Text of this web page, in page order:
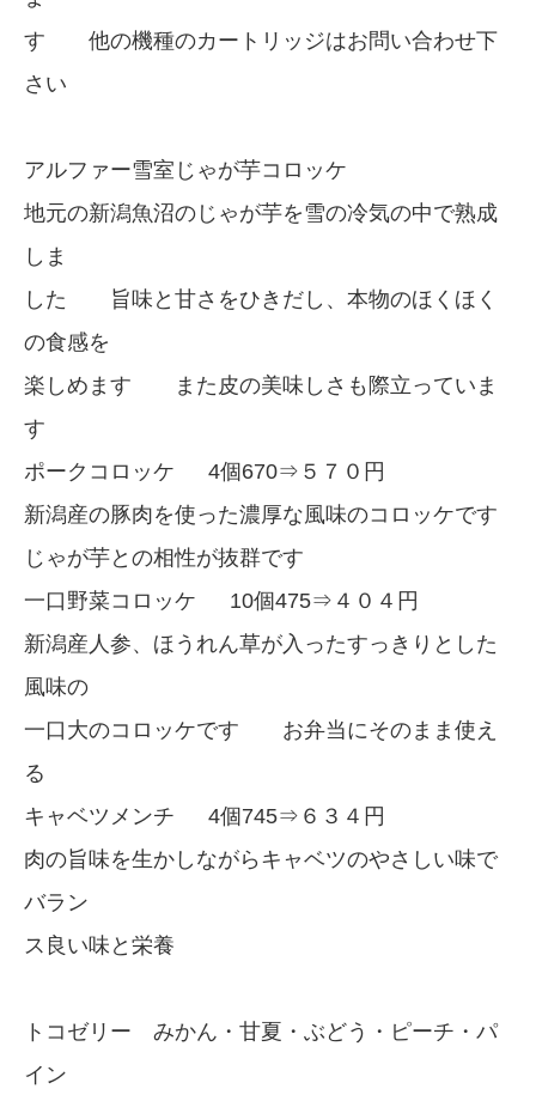
す 他の機種のカートリッジはお問い合わせ下
さい
アルファー雪室じゃが芋コロッケ
地元の新潟魚沼のじゃが芋を雪の冷気の中で熟成
しま
した 旨味と甘さをひきだし、本物のほくほく
の食感を
楽しめます また皮の美味しさも際立っていま
す
ポークコロッケ 4個670⇒５７０円
新潟産の豚肉を使った濃厚な風味のコロッケです
じゃが芋との相性が抜群です
一口野菜コロッケ 10個475⇒４０４円
新潟産人参、ほうれん草が入ったすっきりとした
風味の
一口大のコロッケです お弁当にそのまま使え
る
キャベツメンチ 4個745⇒６３４円
肉の旨味を生かしながらキャベツのやさしい味で
バラン
ス良い味と栄養
トコゼリー みかん・甘夏・ぶどう・ピーチ・パ
イン